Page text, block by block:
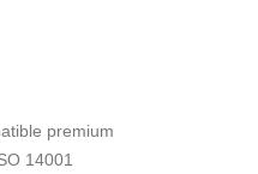
premium
14001